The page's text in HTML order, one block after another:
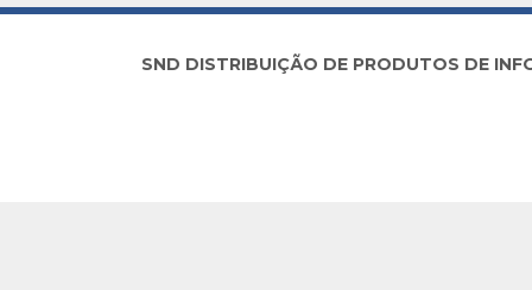
SND DISTRIBUIÇÃO DE PRODUTOS DE